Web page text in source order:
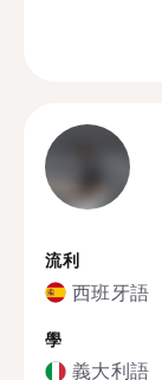
流利
西班牙語
學
義大利語